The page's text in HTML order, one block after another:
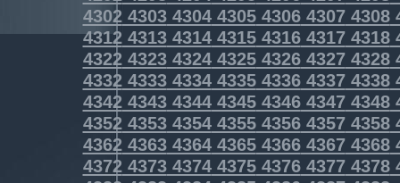
4302430343044305430643074308
4312431343144315431643174318
4322432343244325432643274328
4332433343344335433643374338
4342434343444345434643474348
4352435343544355435643574358
4362436343644365436643674368
4372437343744375437643774378